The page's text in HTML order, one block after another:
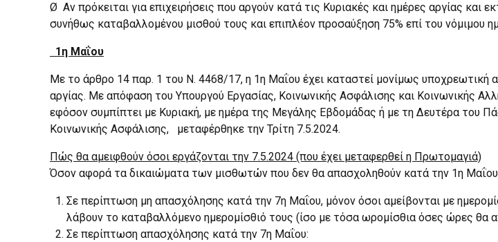
Ø Αν πρόκειται για επιχειρήσεις που αργούν κατά τις Κυριακές και ημέρες αργίας
συνήθως καταβαλλομένου μισθού τους και επιπλέον προσαύξηση 75% επί του νόμιμου
1η Μαΐου
Με το άρθρο 14 παρ. 1 του Ν. 4468/17, η 1η Μαΐου έχει καταστεί μονίμως υποχρεωτική
αργίας. Με απόφαση του Υπουργού Εργασίας, Κοινωνικής Ασφάλισης και Κοινωνικής
εφόσον συμπίπτει με Κυριακή, με ημέρα της Μεγάλης Εβδομάδας ή με τη Δευτέρα του
Κοινωνικής Ασφάλισης, μεταφέρθηκε την Τρίτη 7.5.2024.
Πώς θα αμειφθούν όσοι εργάζονται την 7.5.2024 (που έχει μεταφερθεί η Πρωτομαγιά)
Όσον αφορά τα δικαιώματα των μισθωτών που δεν θα απασχοληθούν κατά την 1η
Σε περίπτωση μη απασχόλησης κατά την 7η Μαΐου, μόνον όσοι αμείβονται με
λάβουν το καταβαλλόμενο ημερομίσθιό τους (ίσο με τόσα ωρομίσθια όσες ώρες θα
Σε περίπτωση απασχόλησης κατά την 7η Μαΐου: